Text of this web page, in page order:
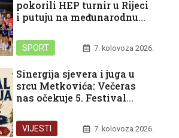
pokorili HEP turnir u Rijeci
i putuju na međunarodnu
SPORT 7. kolovoza 2026.
Sinergija sjevera i juga u
srcu Metkovića: Večeras
nas očekuje 5. Festival
VIJESTI 7. kolovoza 2026.